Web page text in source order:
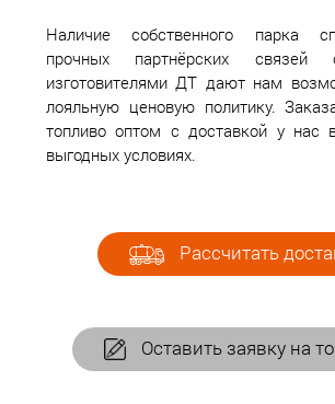
Наличие собственного парка
прочных партнёрских связей
изготовителями ДТ дают нам
лояльную ценовую политику.
топливо оптом с доставкой у
выгодных условиях.
Рассчитать
Оставить заявку на